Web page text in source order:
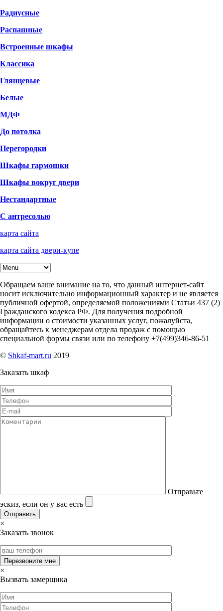
Радиусные
Распашные
Встроенные шкафы
Классика
Глянцевые
Белые
МДФ
До потолка
Перегородки
Шкафы гармошки
Шкафы вокруг двери
Нестандартные
С антресолью
карта сайта
карта сайта двери-купе
Обращаем ваше внимание на то, что данный интернет-сайт
носит исключительно информационный характер и не является
публичной офертой, определяемой положениями Статьи 437 (2)
Гражданского кодекса РФ. Для получения подробной
информации о стоимости указанных услуг, пожалуйста,
обращайтесь к менеджерам отдела продаж с помощью
специальной формы связи или по телефону +7(499)346-86-51
© Shkaf-mart.ru 2019
Заказать шкаф
Отправьте
эскиз, если он у вас есть
×
Заказать звонок
×
Вызвать замерщика